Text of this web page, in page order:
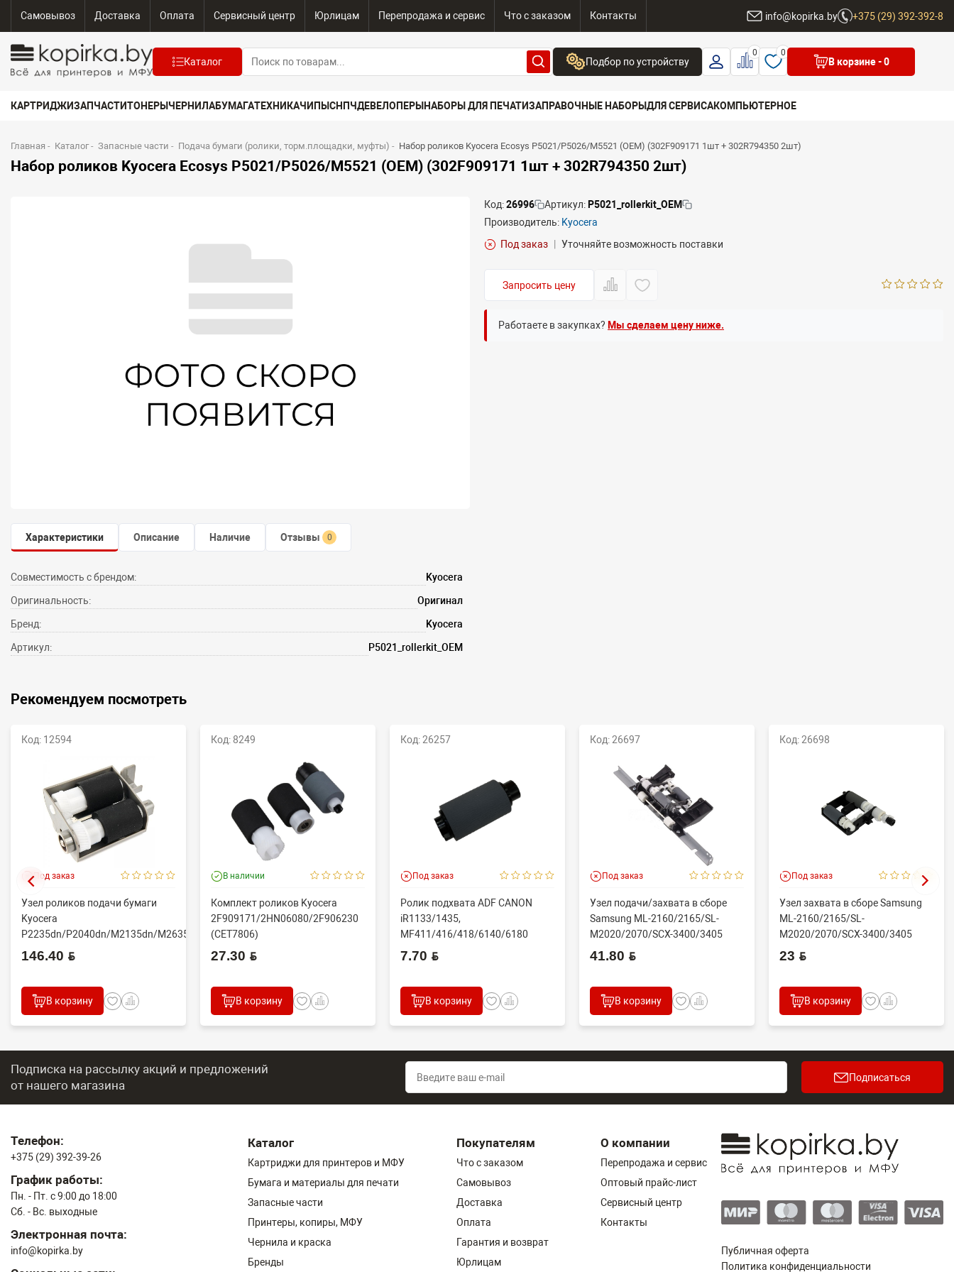
Самовывоз Доставка Оплата Сервисный центр Юрлицам Перепродажа и сервис Что с заказом Контакты info@kopirka.by +375 (29) 392-392-8
Каталог Подбор по устройству
Выберите бренд
Сначала выберите бренд
0 0
В корзине- 0
КАРТРИДЖИЗАПЧАСТИТОНЕРЫ ЧЕРНИЛАБУМАГАТЕХНИКАЧИПЫСНПЧДЕВЕЛОПЕРЫ НАБОРЫ ДЛЯ ПЕЧАТИЗАПРАВОЧНЫЕ НАБОРЫДЛЯ СЕРВИСАКОМПЬЮТЕРНОЕ
Главная - Каталог - Запасные части - Подача бумаги (ролики, торм.площадки, муфты) - Набор роликов Kyocera Ecosys P5021/P5026/M5521 (OEM) (302F909171 1шт + 302R794350 2шт)
Набор роликов Kyocera Ecosys P5021/P5026/M5521 (OEM) (302F909171 1шт + 302R794350 2шт)
Характеристики Описание Наличие Отзывы 0
Совместимость с брендом: Kyocera
Оригинальность: Оригинал
Бренд: Kyocera
Артикул: P5021_rollerkit_OEM
Код:26996 Артикул: P5021_rollerkit_OEM
Производитель: Kyocera
Под заказ
Уточняйте возможность поставки
Запросить цену
Работаете в закупках? Мы сделаем цену ниже.
Рекомендуем посмотреть
Код: 12594
Под заказ
Узел роликов подачи бумаги
Kyocera
P2235dn/P2040dn/M2135dn/M2635dn/M2735dw/M2040dn
(O...
146.40 BYN
В корзину
Код: 8249
В наличии
Комплект роликов Kyocera
2F909171/2HN06080/2F906230
(CET7806)
2100DN/4100DN/4200DN/60...
27.30 BYN
В корзину
Код: 26257
Под заказ
Ролик подхвата ADF CANON
iR1133/1435,
MF411/416/418/6140/6180
(CET), DGP0606, FC7-618...
7.70 BYN
В корзину
Код: 26697
Под заказ
Узел подачи/захвата в сборе
Samsung ML-2160/2165/SL-
M2020/2070/SCX-3400/3405
(совм) J...
41.80 BYN
В корзину
Код: 26698
Под заказ
Узел захвата в сборе Samsung
ML-2160/2165/SL-
M2020/2070/SCX-3400/3405
(совм) JC93-005...
23 BYN
В корзину
Подписка на рассылку акций и предложений
от нашего магазина
Подписаться
Телефон:
+375 (29) 392-39-26
График работы:
Пн. - Пт. с 9:00 до 18:00
Сб. - Вс. выходные
Электронная почта:
info@kopirka.by
Каталог
Картриджи для принтеров и МФУ
Бумага и материалы для печати
Запасные части
Принтеры, копиры, МФУ
Чернила и краска
Бренды
Покупателям
Что с заказом
Самовывоз
Доставка
Оплата
Гарантия и возврат
Юрлицам
О компании
Перепродажа и сервис
Оптовый прайс-лист
Сервисный центр
Контакты
Публичная оферта
Политика конфиденциальности